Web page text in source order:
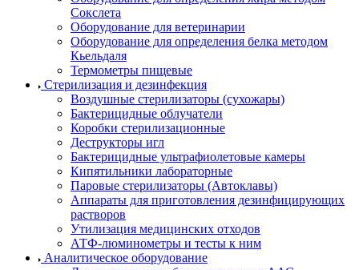
Сокслета
Оборудование для ветеринарии
Оборудование для определения белка методом
Кьельдаля
Термометры пищевые
Стерилизация и дезинфекция
Воздушные стерилизаторы (сухожары)
Бактерицидные облучатели
Коробки стерилизационные
Деструкторы игл
Бактерицидные ультрафиолетовые камеры
Кипятильники лабораторные
Паровые стерилизаторы (Автоклавы)
Аппараты для приготовления дезинфицирующих
растворов
Утилизация медицинских отходов
АТФ-люминометры и тесты к ним
Аналитическое оборудование